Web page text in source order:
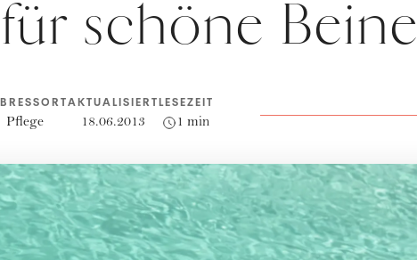
schöne Beine
Pflege
AKTUALISIERT
18.06.2013
LESEZEIT
1 min